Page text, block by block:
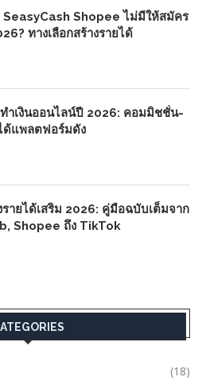
SeasyCash Shopee ไม่มีให้สมัคร
ทางเลือกสร้างรายได้
ำเงินออนไลน์ปี 2026: คอมมิชชั่น-
ด้แพลตฟอร์มดัง
รายได้เสริม 2026: คู่มือฉบับเต็มจาก
Shopee ถึง TikTok
(18)